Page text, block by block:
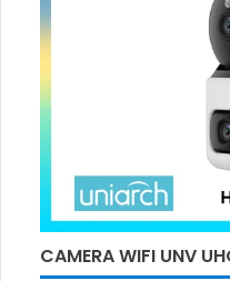
CAMERA WIFI UNV